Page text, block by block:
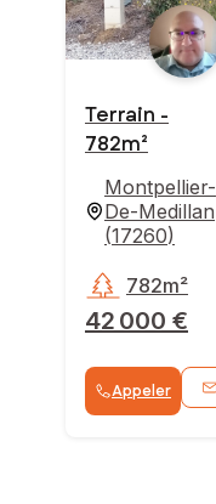
Terrain -
782m²
Montpellier-
De-Medillan
(17260)
42 000 €
782m²
Appeler